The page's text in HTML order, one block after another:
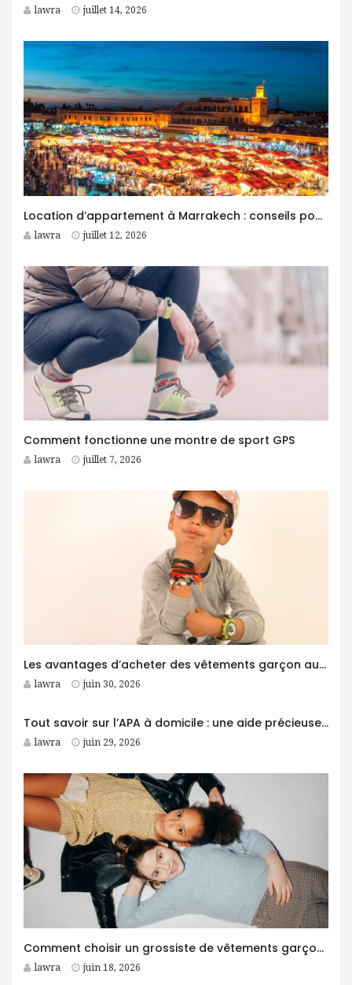
lawra juillet 14, 2026
Location d’appartement à Marrakech : conseils pour trouver le logement idéal
lawra juillet 12, 2026
Comment fonctionne une montre de sport GPS
lawra juillet 7, 2026
Les avantages d’acheter des vêtements garçon auprès d’un grossiste
lawra juin 30, 2026
Tout savoir sur l’APA à domicile : une aide précieuse pour les personnes âgées
lawra juin 29, 2026
Comment choisir un grossiste de vêtements garçon fiable pour son business ?
lawra juin 18, 2026